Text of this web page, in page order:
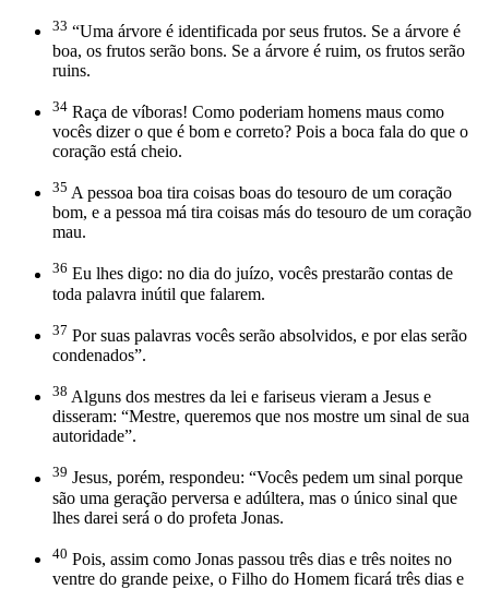
33 “Uma árvore é identificada por seus frutos. Se a árvore é
boa, os frutos serão bons. Se a árvore é ruim, os frutos serão
ruins.
34 Raça de víboras! Como poderiam homens maus como
vocês dizer o que é bom e correto? Pois a boca fala do que o
coração está cheio.
35 A pessoa boa tira coisas boas do tesouro de um coração
bom, e a pessoa má tira coisas más do tesouro de um coração
mau.
36 Eu lhes digo: no dia do juízo, vocês prestarão contas de
toda palavra inútil que falarem.
37 Por suas palavras vocês serão absolvidos, e por elas serão
condenados”.
38 Alguns dos mestres da lei e fariseus vieram a Jesus e
disseram: “Mestre, queremos que nos mostre um sinal de sua
autoridade”.
39 Jesus, porém, respondeu: “Vocês pedem um sinal porque
são uma geração perversa e adúltera, mas o único sinal que
lhes darei será o do profeta Jonas.
40 Pois, assim como Jonas passou três dias e três noites no
ventre do grande peixe, o Filho do Homem ficará três dias e